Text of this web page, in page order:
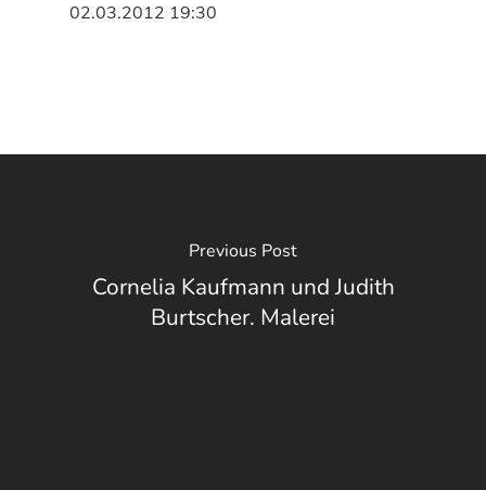
02.03.2012 19:30
Previous Post
Cornelia Kaufmann und Judith
Burtscher. Malerei